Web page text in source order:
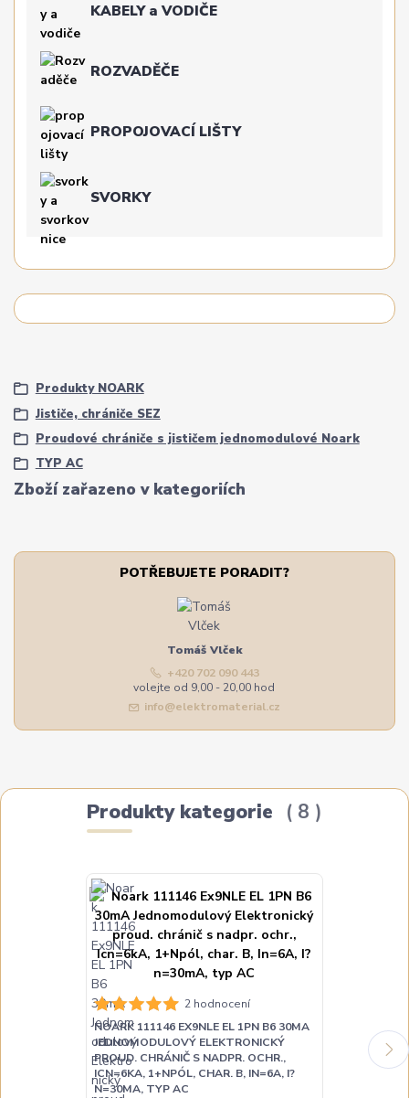
KABELY a VODIČE
ROZVADĚČE
PROPOJOVACÍ LIŠTY
SVORKY
Zboží zařazeno v kategoriích
Produkty NOARK
Jističe, chrániče SEZ
Proudové chrániče s jističem jednomodulové Noark
TYP AC
POTŘEBUJETE PORADIT?
Tomáš Vlček
+420 702 090 443
volejte od 9,00 - 20,00 hod
info@elektromaterial.cz
Produkty kategorie 8
2 hodnocení
NOARK 111146 EX9NLE EL 1PN B6 30MA
JEDNOMODULOVÝ ELEKTRONICKÝ
PROUD. CHRÁNIČ S NADPR. OCHR.,
ICN=6KA, 1+NPÓL, CHAR. B, IN=6A, I?
N=30MA, TYP AC
NOARK
30MA
NADPR.